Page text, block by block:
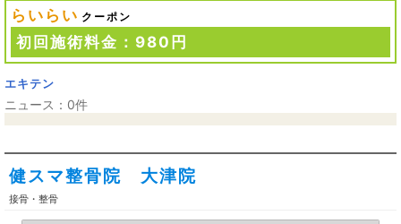
らいらい クーポン
初回施術料金：980円
エキテン
ニュース：0件
健スマ整骨院 大津院
接骨・整骨